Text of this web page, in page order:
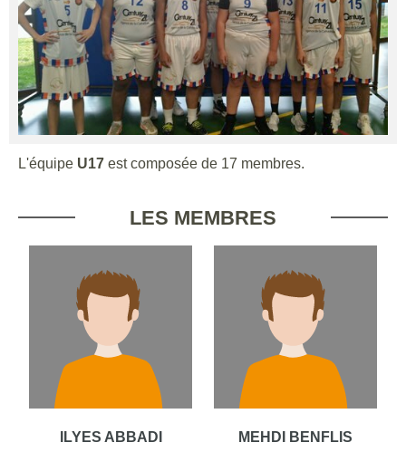
L'équipe U17 est composée de 17 membres.
LES MEMBRES
ILYES ABBADI MEHDI BENFLIS